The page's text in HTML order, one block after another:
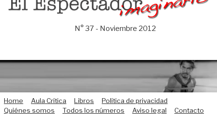
N° 37 - Noviembre 2012
Home Aula Crítica Libros
Política de privacidad
Quiénes somos
Todos los números Aviso legal Contacto